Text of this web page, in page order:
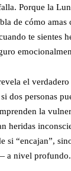
Porque la
de cómo amas
te sientes
el
dos personas
la
heridas
si “encajan”,
a nivel profundo.